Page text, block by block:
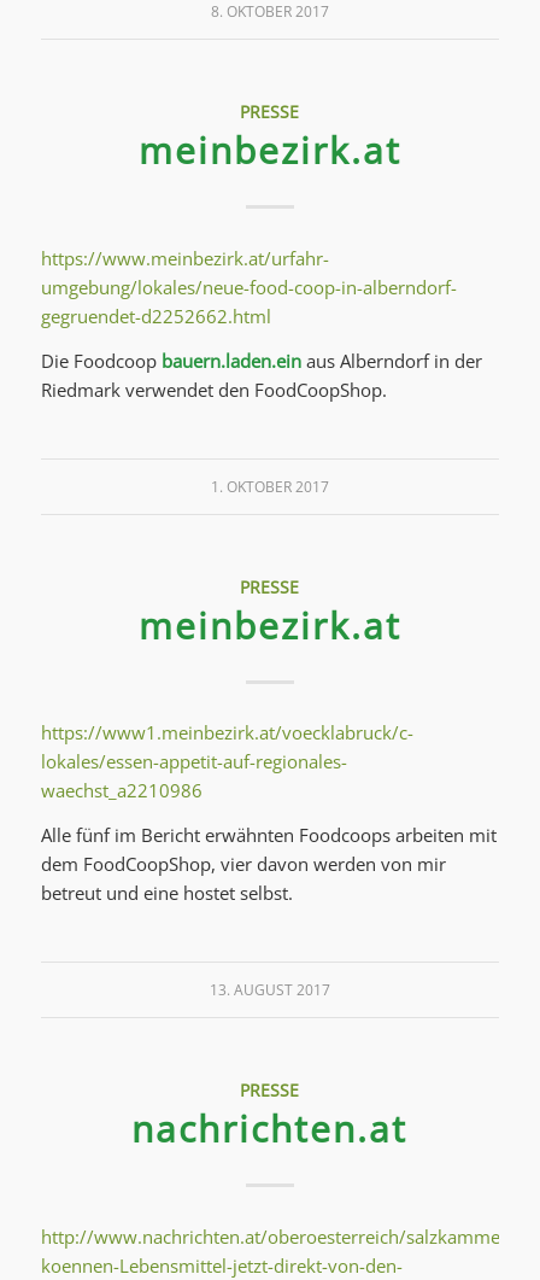
8. OKTOBER 2017
PRESSE
meinbezirk.at
https://www.meinbezirk.at/urfahr-
umgebung/lokales/neue-food-coop-in-alberndorf-
gegruendet-d2252662.html
Die Foodcoop bauern.laden.einaus Alberndorf in der
Riedmark verwendet den FoodCoopShop.
1. OKTOBER 2017
PRESSE
meinbezirk.at
https://www1.meinbezirk.at/voecklabruck/c-
lokales/essen-appetit-auf-regionales-
waechst_a2210986
Alle fünf im Bericht erwähnten Foodcoops arbeiten mit
dem FoodCoopShop, vier davon werden von mir
betreut und eine hostet selbst.
13. AUGUST 2017
PRESSE
nachrichten.at
http://www.nachrichten.at/oberoesterreich/
koennen-Lebensmittel-jetzt-direkt-von-den-